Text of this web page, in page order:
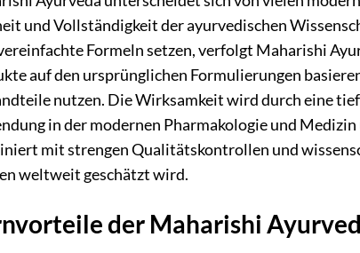
und Vollständigkeit der ayurvedischen
Formeln setzen, verfolgt Maharishi
auf den ursprünglichen Formulierungen
nutzen. Die Wirksamkeit wird durch eine
in der modernen Pharmakologie und
mit strengen Qualitätskontrollen und
weltweit geschätzt wird.
der Maharishi